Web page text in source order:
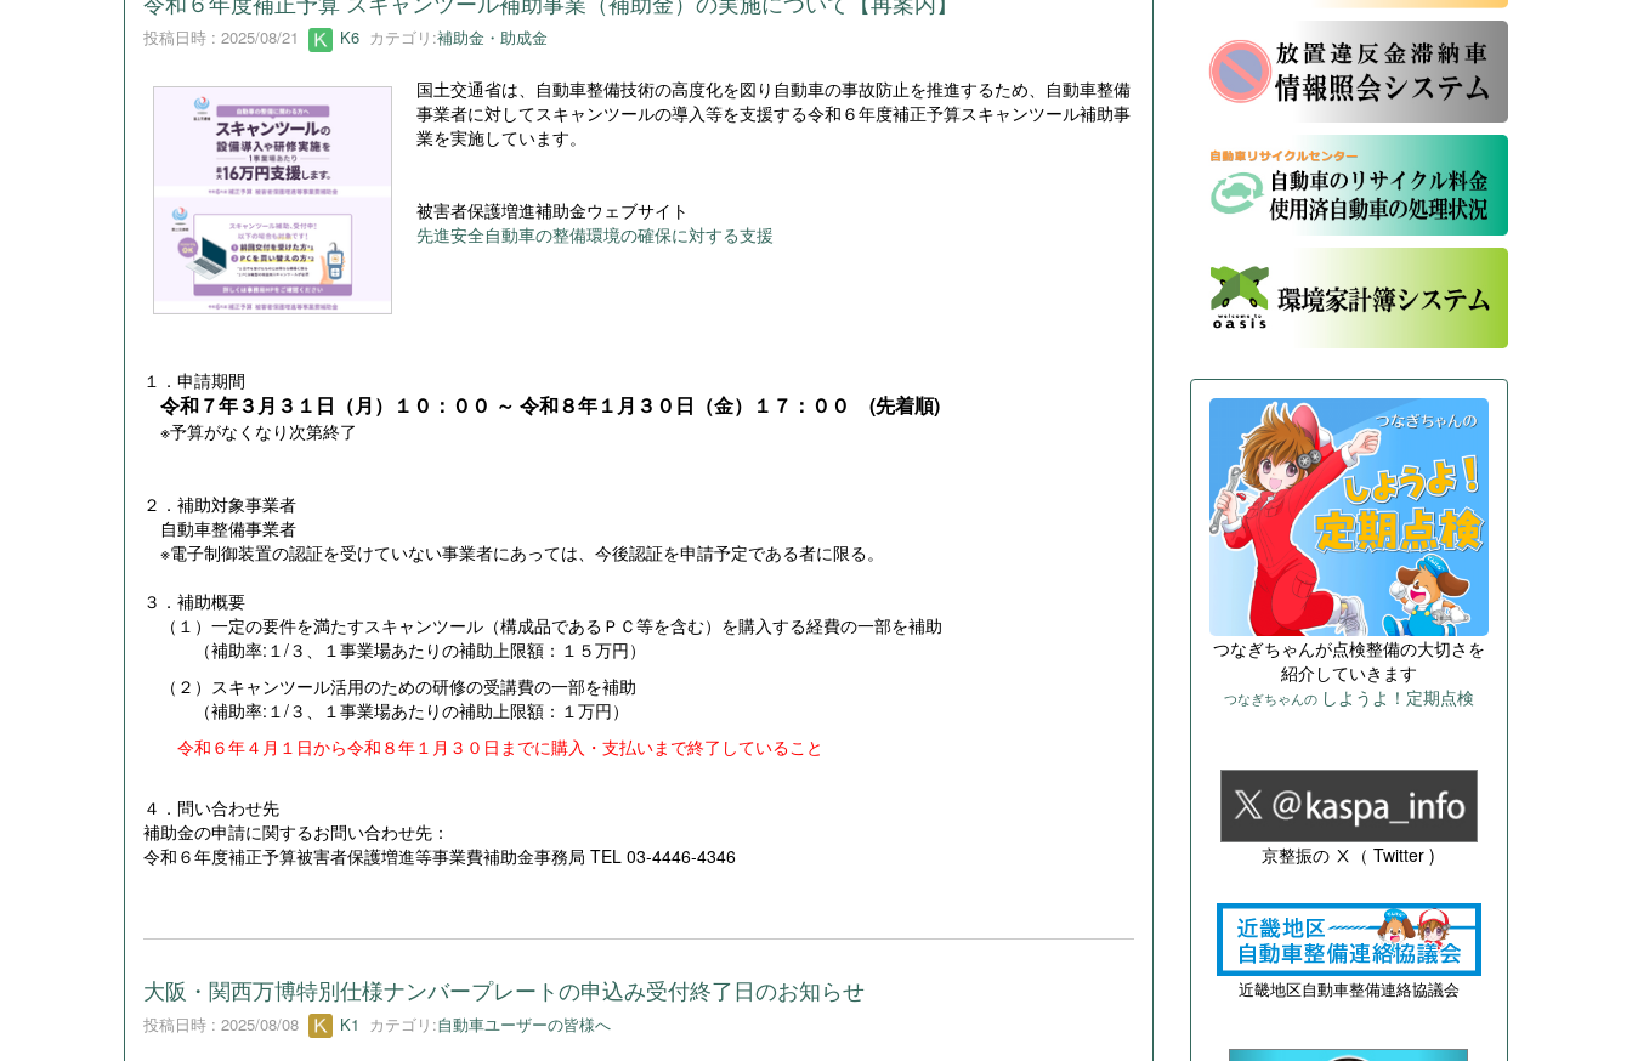
投稿日時 : 2025/08/21 K6 カテゴリ:補助金・助成金
国土交通省は、自動車整備技術の高度化を図り自動車の事故防止を推進するため、自動車整備
事業者に対してスキャンツールの導入等を支援する令和６年度補正予算スキャンツール補助事
業を実施しています。
被害者保護増進補助金ウェブサイト
先進安全自動車の整備環境の確保に対する支援
１．申請期間
令和７年３月３１日（月）１０：００ ～ 令和８年１月３０日（金）１７：００ (先着順)
※予算がなくなり次第終了
２．補助対象事業者
自動車整備事業者
※電子制御装置の認証を受けていない事業者にあっては、今後認証を申請予定である者に限る。
３．補助概要
（１）一定の要件を満たすスキャンツール（構成品であるＰＣ等を含む）を購入する経費の一部を補助
（補助率:１/３、１事業場あたりの補助上限額：１５万円）
（２）スキャンツール活用のための研修の受講費の一部を補助
（補助率:１/３、１事業場あたりの補助上限額：１万円）
令和６年４月１日から令和８年１月３０日までに購入・支払いまで終了していること
４．問い合わせ先
補助金の申請に関するお問い合わせ先：
令和６年度補正予算被害者保護増進等事業費補助金事務局 TEL 03-4446-4346
大阪・関西万博特別仕様ナンバープレートの申込み受付終了日のお知らせ
投稿日時 : 2025/08/08 K1 カテゴリ:自動車ユーザーの皆様へ
つなぎちゃんが点検整備の大切さを
紹介していきます
つなぎちゃんの しようよ！定期点検
京整振の Ⅹ（ Twitter )
近畿地区自動車整備連絡協議会